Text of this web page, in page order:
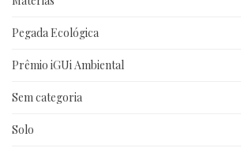
Pegada Ecológica
Prêmio iGUi Ambiental
Sem categoria
Solo